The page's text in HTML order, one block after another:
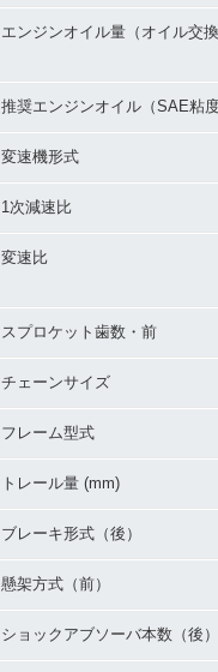
エンジンオイル量（オイル交
推奨エンジンオイル（SAE粘度
変速機形式
1次減速比
変速比
スプロケット歯数・前
チェーンサイズ
フレーム型式
トレール量 (mm)
ブレーキ形式（後）
懸架方式（前）
ショックアブソーバ本数（後）